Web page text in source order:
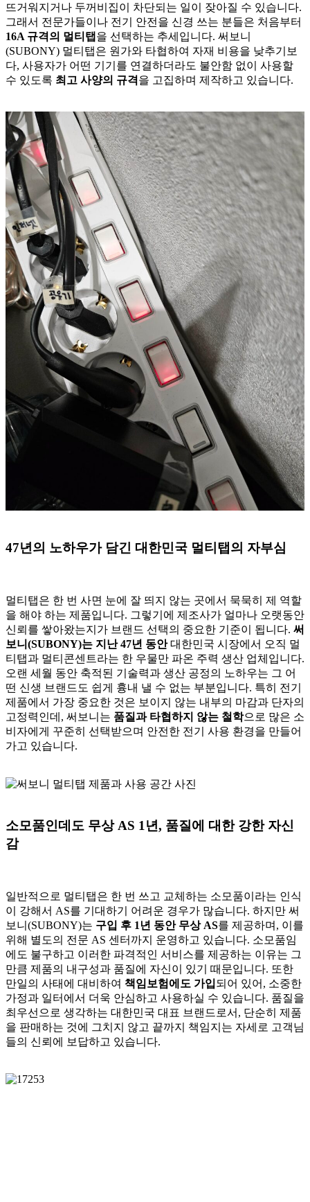
뜨거워지거나 두꺼비집이 차단되는 일이 잦아질 수 있습니다.
그래서 전문가들이나 전기 안전을 신경 쓰는 분들은 처음부터
16A 규격의 멀티탭 을 선택하는 추세입니다. 써보니
(SUBONY) 멀티탭은 원가와 타협하여 자재 비용을 낮추기보
다, 사용자가 어떤 기기를 연결하더라도 불안함 없이 사용할
수 있도록 최고 사양의 규격을 고집하며 제작하고 있습니다.
47년의 노하우가 담긴 대한민국 멀티탭의 자부심
멀티탭은 한 번 사면 눈에 잘 띄지 않는 곳에서 묵묵히 제 역할
을 해야 하는 제품입니다. 그렇기에 제조사가 얼마나 오랫동안
신뢰를 쌓아왔는지가 브랜드 선택의 중요한 기준이 됩니다. 써
보니(SUBONY)는 지난 47년 동안대한민국 시장에서 오직 멀
티탭과 멀티콘센트라는 한 우물만 파온 주력 생산 업체입니다.
오랜 세월 동안 축적된 기술력과 생산 공정의 노하우는 그 어
떤 신생 브랜드도 쉽게 흉내 낼 수 없는 부분입니다. 특히 전기
제품에서 가장 중요한 것은 보이지 않는 내부의 마감과 단자의
고정력인데, 써보니는 품질과 타협하지 않는 철학으로 많은 소
비자에게 꾸준히 선택받으며 안전한 전기 사용 환경을 만들어
가고 있습니다.
소모품인데도 무상 AS 1년, 품질에 대한 강한 자신
감
일반적으로 멀티탭은 한 번 쓰고 교체하는 소모품이라는 인식
이 강해서 AS를 기대하기 어려운 경우가 많습니다. 하지만 써
보니(SUBONY)는 구입 후 1년 동안 무상 AS를 제공하며, 이를
위해 별도의 전문 AS 센터까지 운영하고 있습니다. 소모품임
에도 불구하고 이러한 파격적인 서비스를 제공하는 이유는 그
만큼 제품의 내구성과 품질에 자신이 있기 때문입니다. 또한
만일의 사태에 대비하여 책임보험에도 가입되어 있어, 소중한
가정과 일터에서 더욱 안심하고 사용하실 수 있습니다. 품질을
최우선으로 생각하는 대한민국 대표 브랜드로서, 단순히 제품
을 판매하는 것에 그치지 않고 끝까지 책임지는 자세로 고객님
들의 신뢰에 보답하고 있습니다.